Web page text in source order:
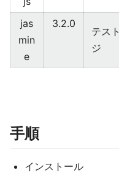
jas
min
e
3.2.0
テス
手順
インストール